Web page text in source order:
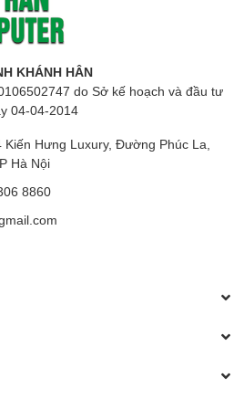
KHÁNH HÂN
do Sở kế hoạch và đầu tư
04-04-2014
Kiến Hưng Luxury, Đường Phúc La,
Hà Nội
8860